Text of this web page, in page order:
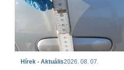
Hírek - Aktuális2026. 08. 07.